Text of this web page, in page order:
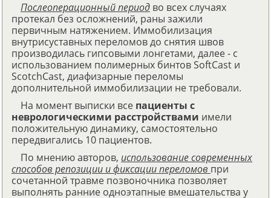
Послеоперационный период во всех случаях
протекал без осложнений, раны зажили
первичным натяжением. Иммобилизация
внутрисуставных переломов до снятия швов
производилась гипсовыми лонгетами, далее - с
использованием полимерных бинтов SoftCast и
ScotchCast, диафизарные переломы
дополнительной иммобилизации не требовали.
На момент выписки все пациенты с
неврологическими расстройствами имели
положительную динамику, самостоятельно
передвигались 10 пациентов.
По мнению авторов, использование современных
способов репозиции и фиксации переломов при
сочетанной травме позвоночника позволяет
выполнять ранние одноэтапные вмешательства у